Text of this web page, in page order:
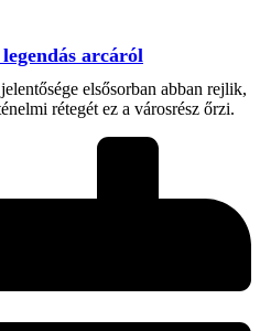
arcáról
elsősorban abban rejlik,
rétegét ez a városrész őrzi.